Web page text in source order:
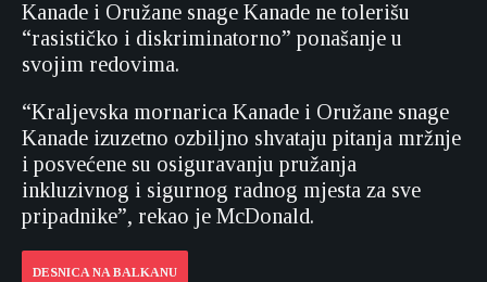
Kanade i Oružane snage Kanade ne tolerišu
“rasističko i diskriminatorno” ponašanje u
svojim redovima.
“Kraljevska mornarica Kanade i Oružane snage
Kanade izuzetno ozbiljno shvataju pitanja mržnje
i posvećene su osiguravanju pružanja
inkluzivnog i sigurnog radnog mjesta za sve
pripadnike”, rekao je McDonald.
DESNICA NA BALKANU